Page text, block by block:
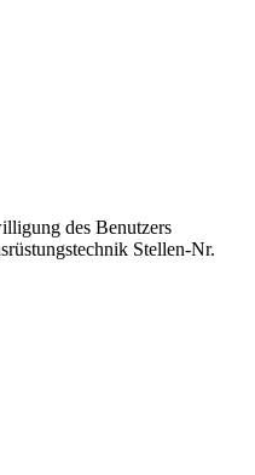
des Benutzers
Stellen-Nr.